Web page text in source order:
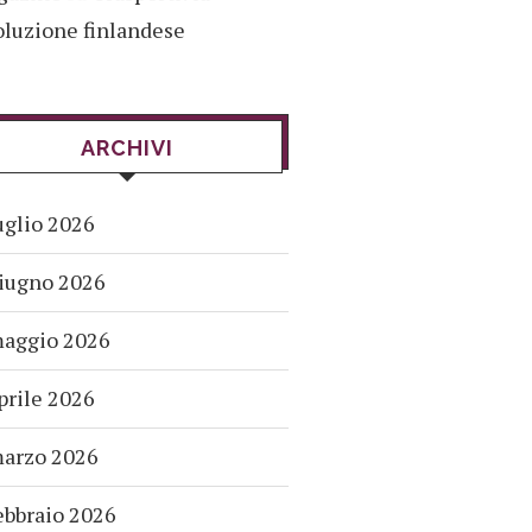
finlandese
ARCHIVI
2026
2026
2026
2026
2026
2026